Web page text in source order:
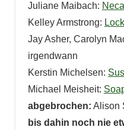
Juliane Maibach:
Kelley Armstrong:
Jay Asher, Carolyn
irgendwann
Kerstin Michelsen:
Michael Meisheit:
abgebrochen: Alison
bis dahin noch nie